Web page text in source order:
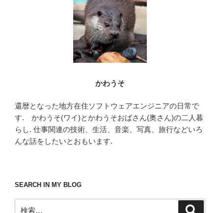
かわうそ
還暦となった地方在住ソフトウェアエンジニアの日常で
す. かわうそ(ワイ)とかわうそおばさん(奥さん)の二人暮
らし. 仕事関連の技術、生活、音楽、写真、旅行などいろ
んな話をしたいとおもいます.
SEARCH IN MY BLOG